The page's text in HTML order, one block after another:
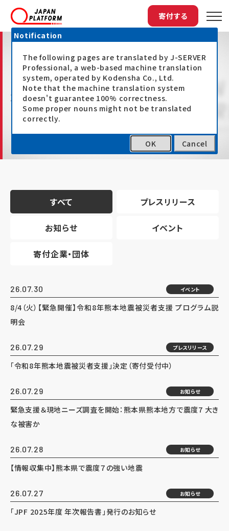
寄付する
最新情報
すべて プレスリリース
お知らせ イベント
寄付企業・団体
26.07.30 イベント
8/4（火）【緊急開催】令和8年熊本地震被災者支援 プログラム説
明会
26.07.29 プレスリリース
「令和8年熊本地震被災者支援」決定（寄付受付中）
26.07.29 お知らせ
緊急支援＆現地ニーズ調査を開始：熊本県熊本地方で震度7 大き
な被害か
26.07.28 お知らせ
【情報収集中】熊本県で震度７の強い地震
26.07.27 お知らせ
「JPF 2025年度 年次報告書」発行のお知らせ
Notification
The following pages are translated by J-SERVER
Professional, a web-based machine translation
system, operated by Kodensha Co., Ltd.
Note that the machine translation system
doesn't guarantee 100% correctness.
Some proper nouns might not be translated
correctly.
OK Cancel